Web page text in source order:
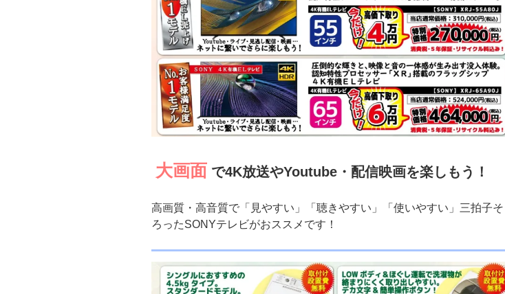
大画面 で4K放送やYoutube・配信映画を楽しもう！
高画質・高音質で「見やすい」「聴きやすい」「使いやすい」三拍子そ
ろったSONYテレビがおススメです！